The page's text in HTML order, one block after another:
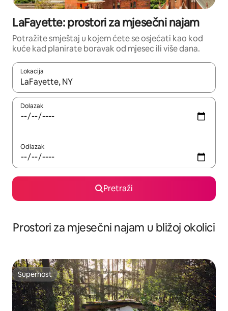
LaFayette: prostori za mjesečni najam
Potražite smještaj u kojem ćete se osjećati kao kod
kuće kad planirate boravak od mjesec ili više dana.
Lokacija
Kada budu dostupni rezultati, moći ćete ih pregledati
Dolazak
Odlazak
Pretraži
Prostori za mjesečni najam u bližoj okolici
Superhost
Superhost